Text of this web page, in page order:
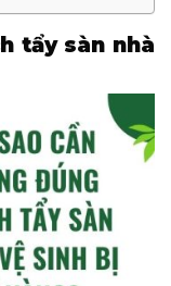
tẩy sàn nhà